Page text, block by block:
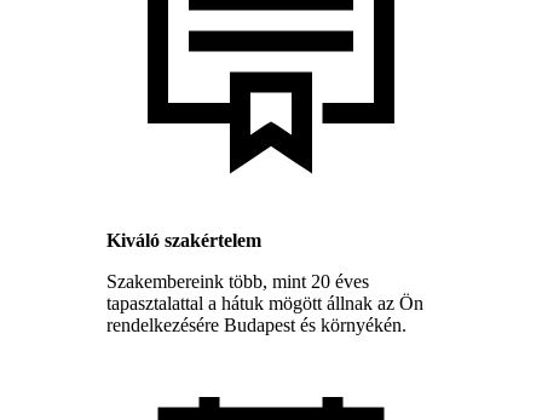
Kiváló szakértelem
Szakembereink több, mint 20 éves
tapasztalattal a hátuk mögött állnak az Ön
rendelkezésére Budapest és környékén.